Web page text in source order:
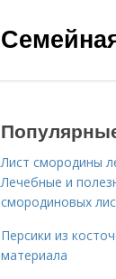
Лист смородины
Лечебные и
смородиновых
Персики из
материала